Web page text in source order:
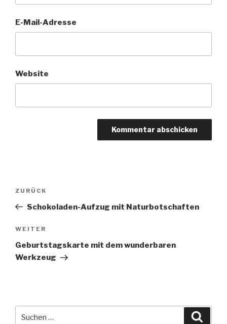
E-Mail-Adresse
Website
Beitragsnavigation
Vorheriger
Beitrag
ZURÜCK
Schokoladen-Aufzug mit Naturbotschaften
Nächster
Beitrag
WEITER
Geburtstagskarte mit dem wunderbaren
Werkzeug